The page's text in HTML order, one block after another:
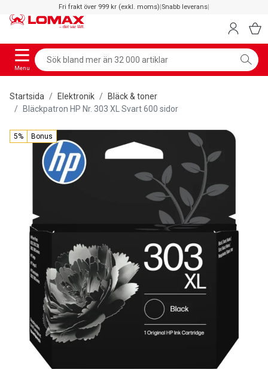
Fri frakt över 999 kr (exkl. moms)|Snabb leverans|
Menu
Startsida Elektronik
Bläck & toner
Bläckpatron HP Nr. 303 XL Svart 600 sidor
5% Bonus